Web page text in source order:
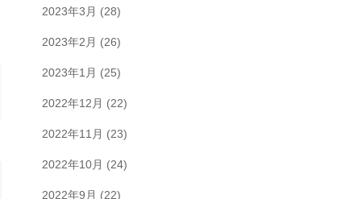
2023年3月 (28)
2023年2月 (26)
2023年1月 (25)
2022年12月 (22)
2022年11月 (23)
2022年10月 (24)
2022年9月 (22)